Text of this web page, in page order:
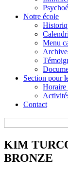
Notre école
Menu
Section pour
Horaire
Contact
KIM
BRONZE